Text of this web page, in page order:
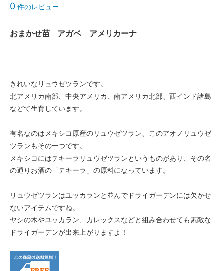
0 件のレビュー
おまかせ苗 アガベ アメリカーナ
きれいなリュウゼツランです。
北アメリカ南部、中央アメリカ、南アメリカ北部、西インド諸島
などで生育しています。
有名なのはメキシコ原産のリュウゼツラン、このアオノリュウゼ
ツランもその一つです。
メキシコにはテキーラリュウゼツランというものがあり、その名
の通りお酒の「テキーラ」の原料になっています。
リュウゼツランはユッカランと並んでドライガーデンには欠かせ
ないアイテムですね。
ヤシの木やユッカラン、カレックスなどと組み合わせても素敵な
ドライガーデンが出来上がりますよ！